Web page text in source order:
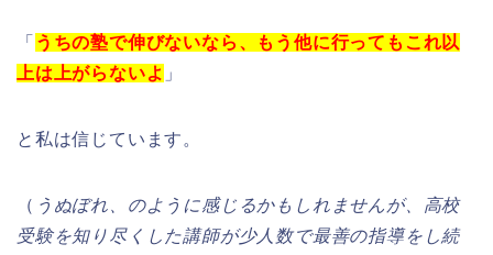
「 うちの塾で伸びないなら、もう他に行ってもこれ以
上は上がらないよ 」
と私は信じています。
（ うぬぼれ、のように感じるかもしれませんが、高校
受験を知り尽くした講師が少人数で最善の指導をし続